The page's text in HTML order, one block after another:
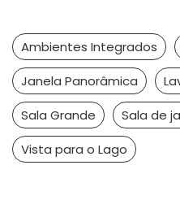
Ambientes Integrados
Janela Panorâmica
Sala Grande
Sala de
Vista para o Lago